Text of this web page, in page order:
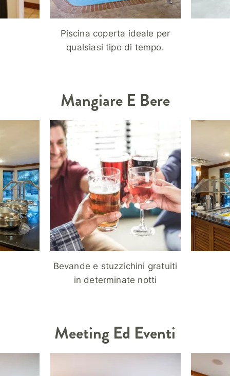
Piscina coperta ideale per
qualsiasi tipo di tempo.
Mangiare E Bere
Bevande e stuzzichini gratuiti
in determinate notti
Meeting Ed Eventi